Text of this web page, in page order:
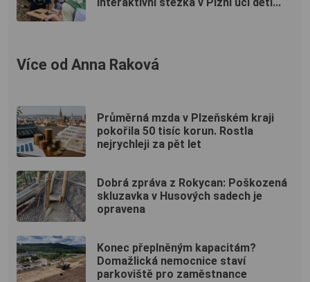
Více od Anna Raková
Průměrná mzda v Plzeňském kraji
pokořila 50 tisíc korun. Rostla
nejrychleji za pět let
Dobrá zpráva z Rokycan: Poškozená
skluzavka v Husových sadech je
opravena
Konec přeplněným kapacitám?
Domažlická nemocnice staví
parkoviště pro zaměstnance